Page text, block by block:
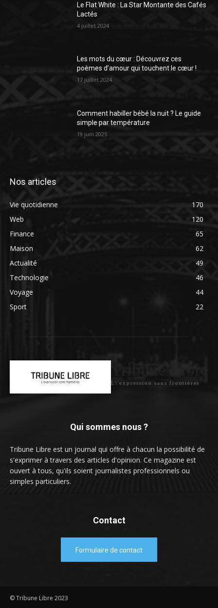
Le Flat White : La Star Montante des Cafés
Lactés
4 juillet 2024
Les mots du cœur : Découvrez ces
poèmes d’amour qui touchent le cœur !
17 juillet 2024
Comment habiller bébé la nuit ? Le guide
simple par température
19 juin 2025
Nos articles
Vie quotidienne
170
Web
120
Finance
65
Maison
62
Actualité
49
Technologie
46
Voyage
44
Sport
22
Tribune Libre
L\'expression sans frontières
Qui sommes nous ?
Tribune Libre est un journal qui offre à chacun la possibilité de
s'exprimer à travers des articles d'opinion. Ce magazine est
ouvert à tous, qu'ils soient journalistes professionnels ou
simples particuliers.
Contact
Formulaire de contact
© Tribune Libre 2023